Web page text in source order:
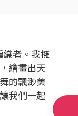
織者。我擁
繪畫出天
的飄渺美
我們一起